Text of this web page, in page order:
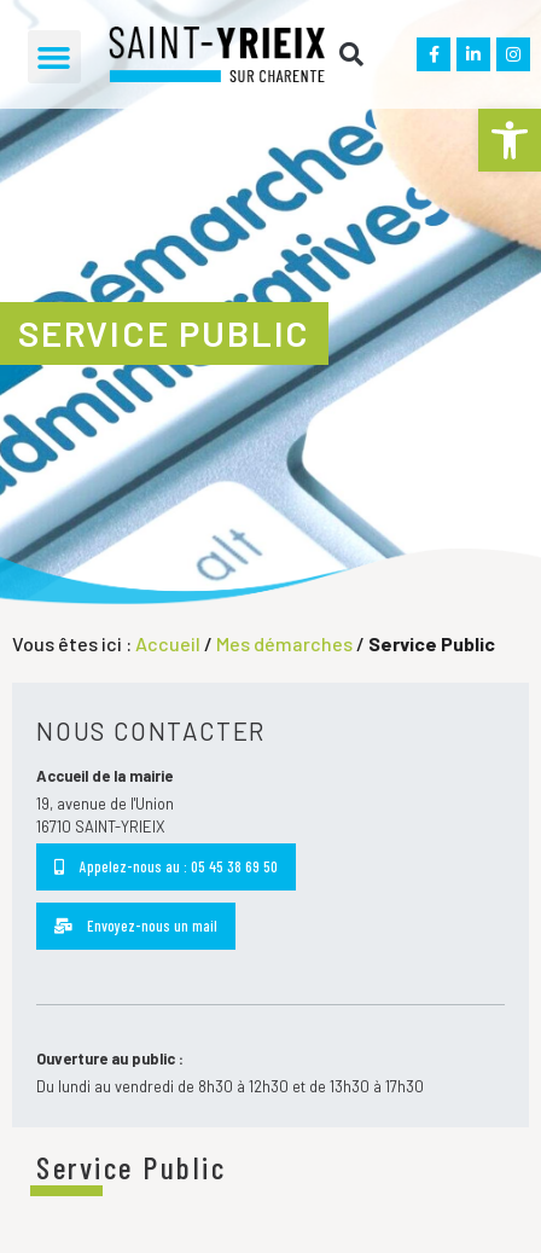
Ouvrir
SERVICE PUBLIC
Vous êtes ici : Accueil / Mes démarches / Service Public
Service Public
NOUS CONTACTER
Accueil de la mairie
19, avenue de l'Union
16710 SAINT-YRIEIX
Appelez-nous au : 05 45 38 69 50
Envoyez-nous un mail
Ouverture au public :
Du lundi au vendredi de 8h30 à 12h30 et de 13h30 à 17h30